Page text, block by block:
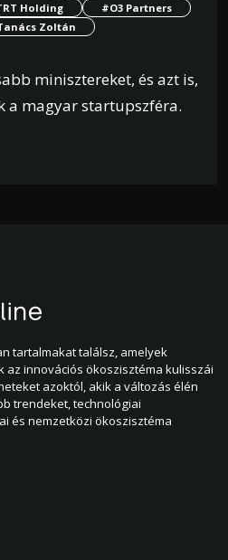
Holding
#O3 Partners
Zoltán
minisztereket, és azt is,
a magyar startupszféra.
tartalmakat találsz, amelyek
innovációs ökoszisztéma kulisszái
azoktól, akik a változás élén
trendeket, technológiai
és nemzetközi ökoszisztéma